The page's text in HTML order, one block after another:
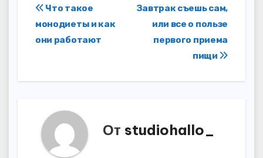
Навигация
по
Завтрак съешь сам,
или все о пользе
первого приема
пищи
Что такое
монодиеты и как
они работают
От studiohallo_